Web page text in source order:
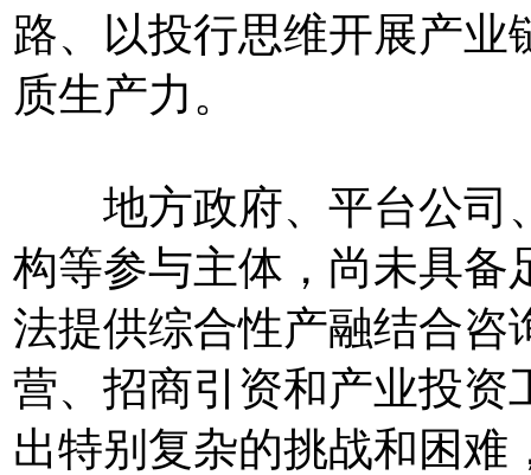
路、以投行思维开展产业
质生产力。
地方政府、平台公司
构等参与主体，尚未具备
法提供综合性产融结合咨
营、招商引资和产业投资
出特别复杂的挑战和困难